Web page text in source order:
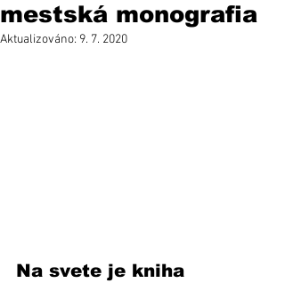
mestská monografia
Aktualizováno: 9. 7. 2020
Na svete je kniha